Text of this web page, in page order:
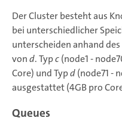
Der Cluster besteht aus
bei unterschiedlicher
unterscheiden anhand
vond. Typc(node1 -
Core) und Typd(node71 -
ausgestattet (4GB pro
Queues